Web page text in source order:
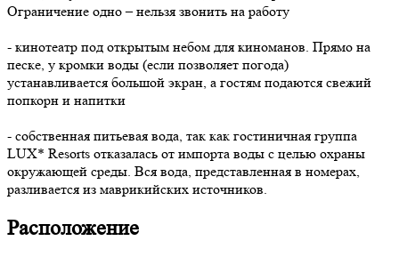
Ограничение одно – нельзя звонить на работу
- кинотеатр под открытым небом для киноманов. Прямо на
песке, у кромки воды (если позволяет погода)
устанавливается большой экран, а гостям подаются свежий
попкорн и напитки
- собственная питьевая вода, так как гостиничная группа
LUX* Resorts отказалась от импорта воды с целью охраны
окружающей среды. Вся вода, представленная в номерах,
разливается из маврикийских источников.
Расположение